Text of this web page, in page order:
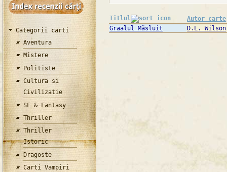
Categorii carti
Aventura
Mistere
Politiste
Cultura si
Civilizatie
SF & Fantasy
Thriller
Thriller
Istoric
Dragoste
Carti Vampiri
Titlul
Autor carte
Graalul Măsluit
D.L. Wilson